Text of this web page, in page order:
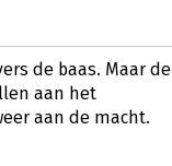
de baas. Maar de
aan het
aan de macht.